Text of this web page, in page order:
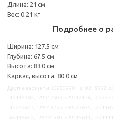
Длина: 21 см
Вес: 0.21 кг
Подробнее о
Ширина: 127.5 см
Глубина: 67.5 см
Высота: 88.0 см
Каркас, высота: 80.0 см